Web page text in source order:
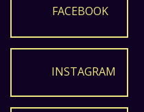
FACEBOOK
INSTAGRAM